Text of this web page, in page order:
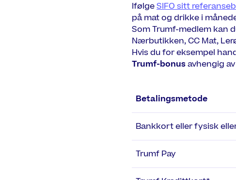
IfølgeSIFO sitt
på mat og drikke i
Som Trumf-medlem kan
Nærbutikken, CC Mat,
Hvis du for eksempel
Trumf-bonusavhengig
Betalingsmetode
Bankkort eller fysisk
Trumf Pay